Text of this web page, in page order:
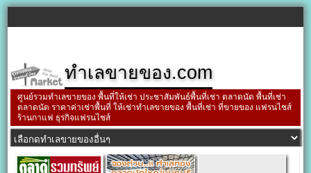
ทำเลขายของ.com
ศูนย์รวมทำเลขายของ พื้นที่ให้เช่า ประชาสัมพันธ์พื้นที่เช่า ตลาดนัด พื้นที่เช่า
ตลาดนัด ราคาค่าเช่าพื้นที่ ให้เช่าทำเลขายของ พื้นที่เช่า ที่ขายของ แฟรนไชส์
ร้านกาแฟ ธุรกิจแฟรนไชส์